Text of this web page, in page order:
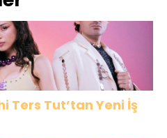
Ters Tut’tan Yeni İş